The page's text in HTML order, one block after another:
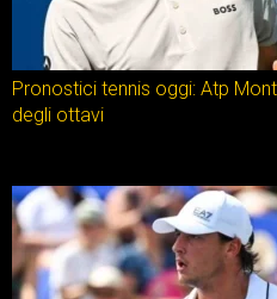
Pronostici tennis oggi: Atp
degli ottavi